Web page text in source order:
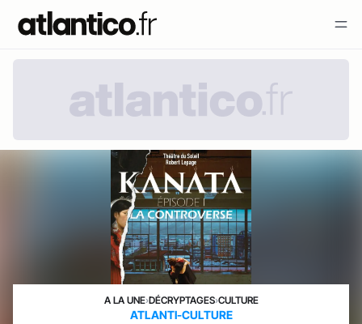
A LA UNE›DÉCRYPTAGES›CULTURE
ATLANTI-CULTURE